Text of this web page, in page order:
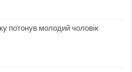
потонув молодий чоловік